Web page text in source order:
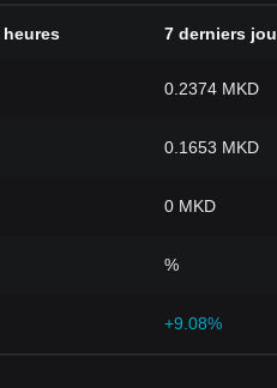
heures 7 derniers
0.2374 MKD
0.1653 MKD
0 MKD
%
+9.08%